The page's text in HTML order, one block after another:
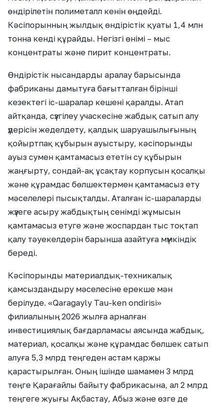
өндірілетін полиметалл кенін өңдейді.
Кәсіпорынның жылдық өндірістік қуаты 1,4 млн
тонна кенді құрайды. Негізгі өнімі – мыс
концентраты және пирит концентраты.
Өндірістік нысандарды аралау барысында
фабриканы дамытуға бағытталған бірінші
кезектегі іс-шаралар кешені қаралды. Атап
айтқанда, сүзгілеу учаскесіне жабдық сатып алу
үдерісін жеделдету, қалдық шаруашылығының
қойыртпақ құбырын ауыстыру, кәсіпорынды
ауыз сумен қамтамасыз ететін су құбырын
жаңғырту, сондай-ақ ұсақтау корпусын қосалқы
және құрамдас бөлшектермен қамтамасыз ету
мәселелері пысықталды. Аталған іс-шараларды
жүзеге асыру жабдықтың сенімді жұмысын
қамтамасыз етуге және жоспардан тыс тоқтап
қалу тәуекелдерін барынша азайтуға мүмкіндік
береді.
Кәсіпорынды материалдық-техникалық
қамсыздандыру мәселесіне ерекше мән
берілуде. «Qaragayly Tau-ken ondirisi»
филиалының 2026 жылға арналған
инвестициялық бағдарламасы аясында жабдық,
материал, қосалқы және құрамдас бөлшек сатып
алуға 5,3 млрд теңгеден астам қаржы
қарастырылған. Оның ішінде шамамен 3 млрд
теңге Қарағайлы байыту фабрикасына, ал 2 млрд
теңгеге жуығы Ақбастау, Абыз және өзге де